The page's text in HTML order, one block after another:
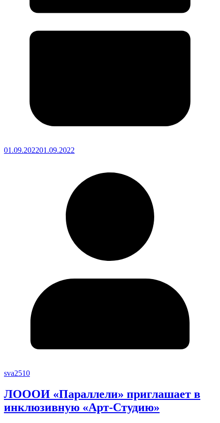
01.09.202201.09.2022
sva2510
ЛОООИ «Параллели» приглашает в
инклюзивную «Арт-Студию»